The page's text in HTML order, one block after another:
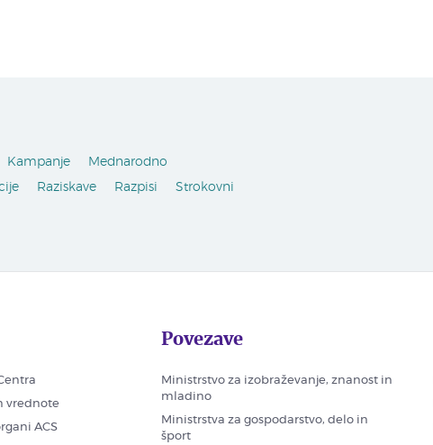
Kampanje
Mednarodno
Raziskave Razpisi
Strokovni
vrednote
ACS
Povezave
Ministrstvo za izobraževanje, znanost in
mladino
Ministrstva za gospodarstvo, delo in
šport